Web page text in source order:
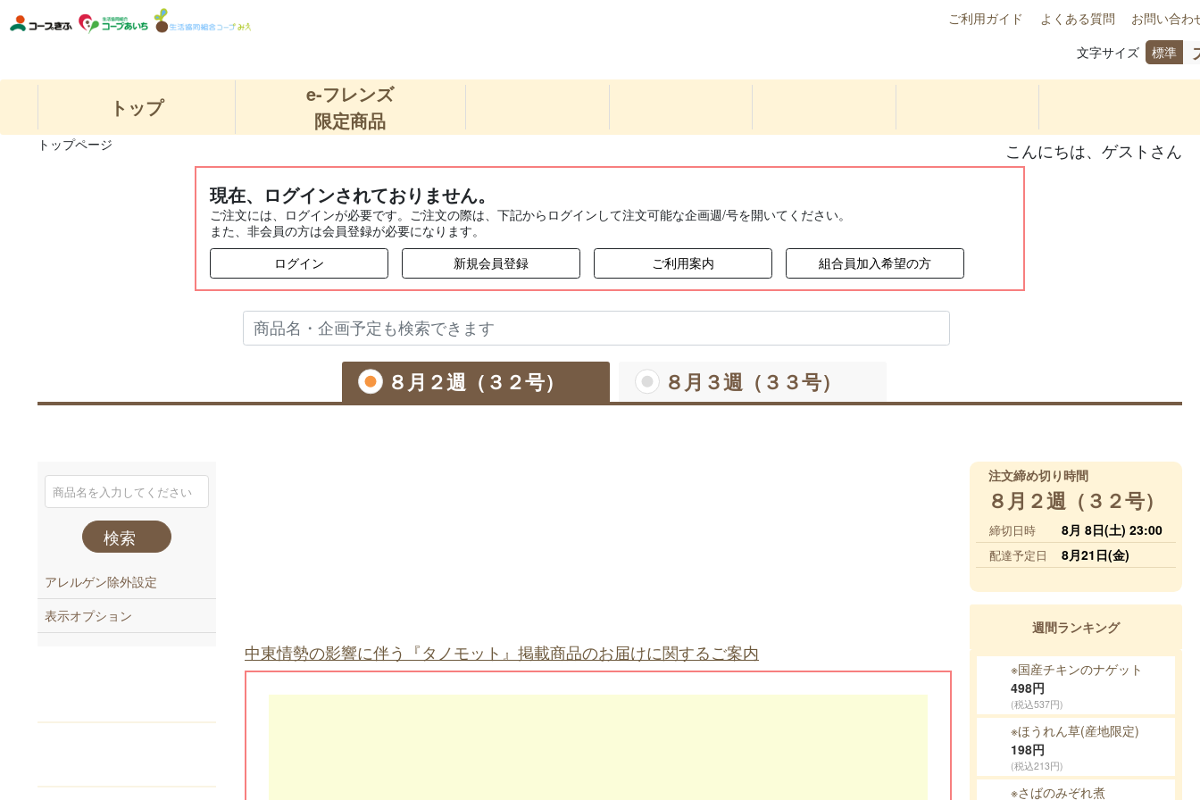
ご利用ガイド よくある質問
お問い合わせ
文字サイズ
標準
トップ
e-フレンズ
限定商品
トップページ こんにちは、ゲストさん
現在、ログインされておりません。
ご注文には、ログインが必要です。ご注文の際は、下記からログインして注文可能な企画週/号を開いてください。
また、非会員の方は会員登録が必要になります。
ログイン
新規会員登録 ご利用案内 組合員加入希望の方
８月２週（３２号） ８月３週（３３号）
検索
アレルゲン除外設定
表示オプション
注文締め切り時間
８月２週（３２号）
締切日時 8月 8日(土) 23:00
配達予定日 8月21日(金)
週間ランキング
※国産チキンのナゲット
498円
(税込537円)
※ほうれん草(産地限定)
198円
(税込213円)
※さばのみぞれ煮
中東情勢の影響に伴う『タノモット』掲載商品のお届けに関するご案内